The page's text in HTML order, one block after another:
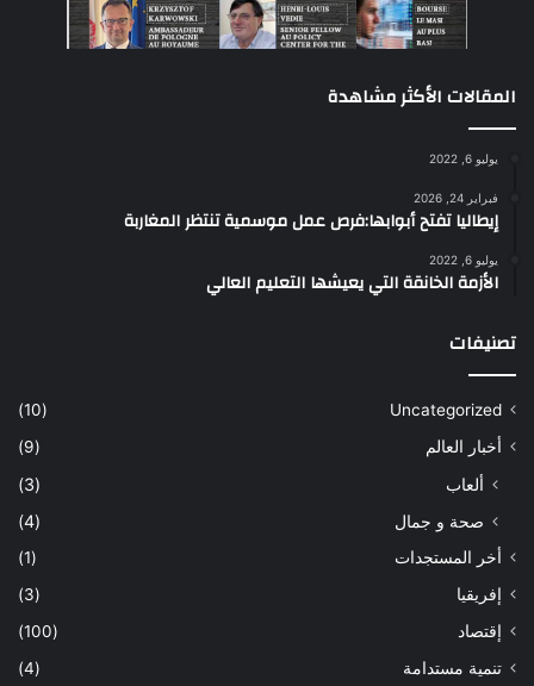
المقالات الأكثر مشاهدة
يوليو 6, 2022
فبراير 24, 2026
إيطاليا تفتح أبوابها:فرص عمل موسمية تنتظر المغاربة
يوليو 6, 2022
الأزمة الخانقة التي يعيشها التعليم العالي
تصنيفات
Uncategorized
(10)
أخبار العالم
(9)
ألعاب
(3)
صحة و جمال
(4)
أخر المستجدات
(1)
إفريقيا
(3)
إقتصاد
(100)
تنمية مستدامة
(4)